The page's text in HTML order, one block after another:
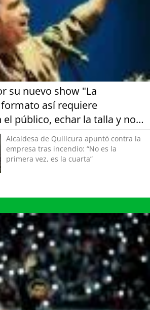
su nuevo show "La
así requiere
público, echar la talla y no
Alcaldesa de Quilicura apuntó contra la
empresa tras incendio: “No es la
primera vez, es la cuarta”